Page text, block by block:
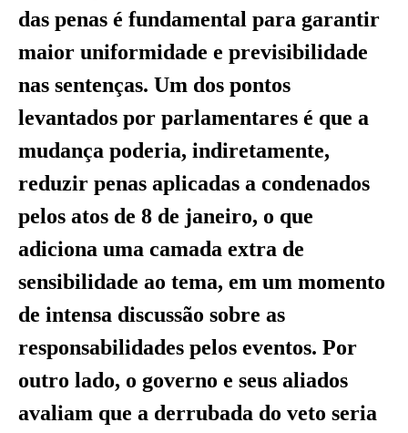
das penas é fundamental para garantir
maior uniformidade e previsibilidade
nas sentenças. Um dos pontos
levantados por parlamentares é que a
mudança poderia, indiretamente,
reduzir penas aplicadas a condenados
pelos atos de 8 de janeiro, o que
adiciona uma camada extra de
sensibilidade ao tema, em um momento
de intensa discussão sobre as
responsabilidades pelos eventos. Por
outro lado, o governo e seus aliados
avaliam que a derrubada do veto seria